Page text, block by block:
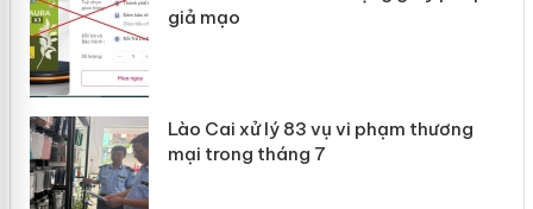
giả mạo
Lào Cai xử lý 83 vụ vi phạm thương
mại trong tháng 7